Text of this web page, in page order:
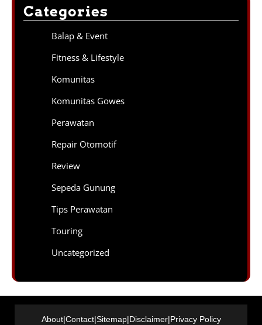
Categories
Balap & Event
Fitness & Lifestyle
Komunitas
Komunitas Gowes
Perawatan
Repair Otomotif
Review
Sepeda Gunung
Tips Perawatan
Touring
Uncategorized
About|Contact|Sitemap|Disclaimer|Privacy Policy